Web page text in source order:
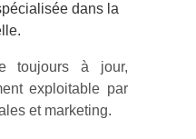
dans la
toujours à jour,
exploitable par
et marketing.